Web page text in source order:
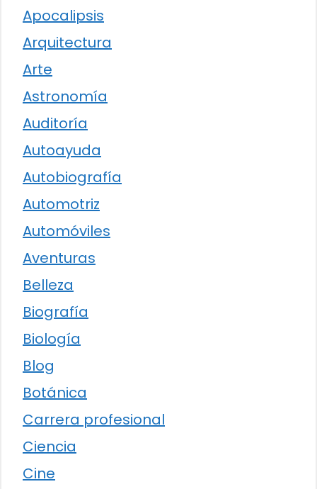
Apocalipsis
Arquitectura
Arte
Astronomía
Auditoría
Autoayuda
Autobiografía
Automotriz
Automóviles
Aventuras
Belleza
Biografía
Biología
Blog
Botánica
Carrera profesional
Ciencia
Cine